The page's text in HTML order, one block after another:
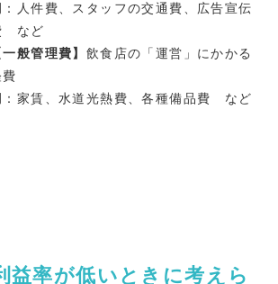
：人件費、スタッフの交通費、広告宣伝
など
一般管理費】 飲食店の「運営」にかかる
：家賃、水道光熱費、各種備品費 など
益率が低いときに考えら